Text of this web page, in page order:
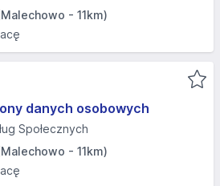
- 11km)
danych osobowych
Społecznych
- 11km)